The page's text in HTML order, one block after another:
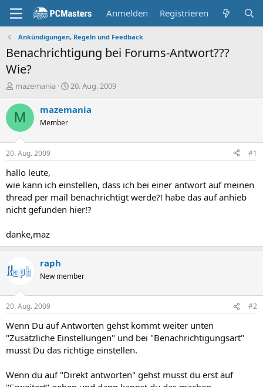
Anmelden Registrieren
Ankündigungen, Regeln und Feedback
Benachrichtigung bei Forums-Antwort???
Wie?
E
s
t
e
r
mazemania
E
s
t
m
20. Aug. 2009
M mazemania
Member
20. Aug. 2009 #1
hallo leute,
wie kann ich einstellen, dass ich bei einer antwort auf meinen
thread per mail benachrichtigt werde?! habe das auf anhieb
nicht gefunden hier!?
danke,maz
raph
New member
20. Aug. 2009 #2
Wenn Du auf Antworten gehst kommt weiter unten
"Zusätzliche Einstellungen" und bei "Benachrichtigungsart"
musst Du das richtige einstellen.
Wenn du auf "Direkt antworten" gehst musst du erst auf